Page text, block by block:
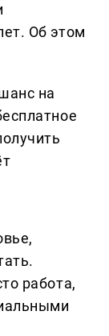
Об этом
на
работа,